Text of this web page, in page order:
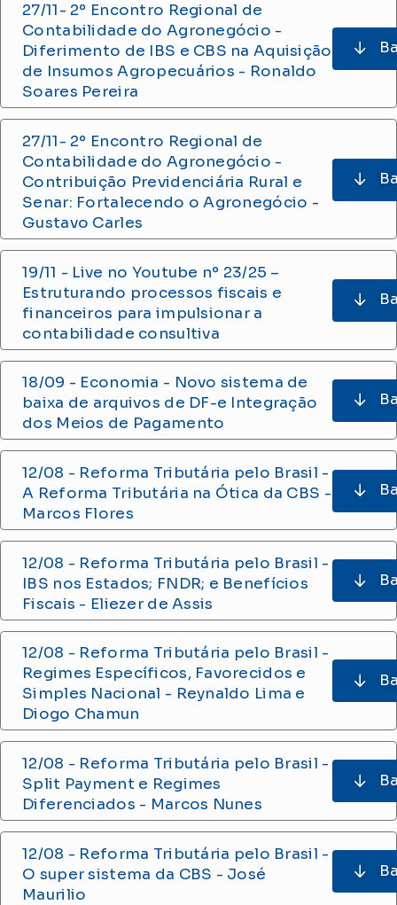
27/11- 2º Encontro Regional de
Contabilidade do Agronegócio -
Diferimento de IBS e CBS na Aquisição
de Insumos Agropecuários - Ronaldo
Soares Pereira
27/11- 2º Encontro Regional de
Contabilidade do Agronegócio -
Contribuição Previdenciária Rural e
Senar: Fortalecendo o Agronegócio -
Gustavo Carles
19/11 - Live no Youtube nº 23/25 –
Estruturando processos fiscais e
financeiros para impulsionar a
contabilidade consultiva
18/09 - Economia - Novo sistema de
baixa de arquivos de DF-e Integração
dos Meios de Pagamento
12/08 - Reforma Tributária pelo Brasil -
A Reforma Tributária na Ótica da CBS -
Marcos Flores
12/08 - Reforma Tributária pelo Brasil -
IBS nos Estados; FNDR; e Benefícios
Fiscais - Eliezer de Assis
12/08 - Reforma Tributária pelo Brasil -
Regimes Específicos, Favorecidos e
Simples Nacional - Reynaldo Lima e
Diogo Chamun
12/08 - Reforma Tributária pelo Brasil -
Split Payment e Regimes
Diferenciados - Marcos Nunes
12/08 - Reforma Tributária pelo Brasil -
O super sistema da CBS - José
Maurilio